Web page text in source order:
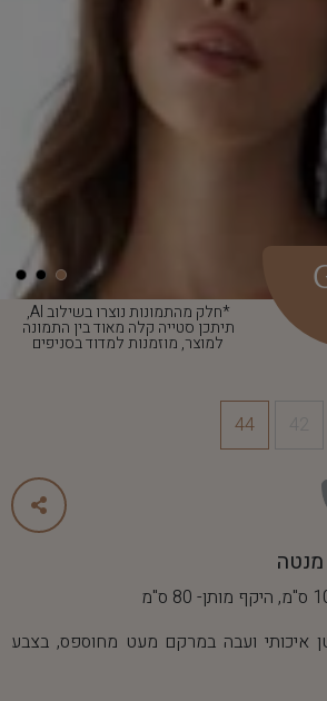
*חלק מהתמונות נוצרו בשילוב AI,
תיתכן סטייה קלה מאוד בין התמונה
למוצר, מוזמנות למדוד בסניפים
44
איכותי ועבה במרקם מעט מחוספס, בצבע